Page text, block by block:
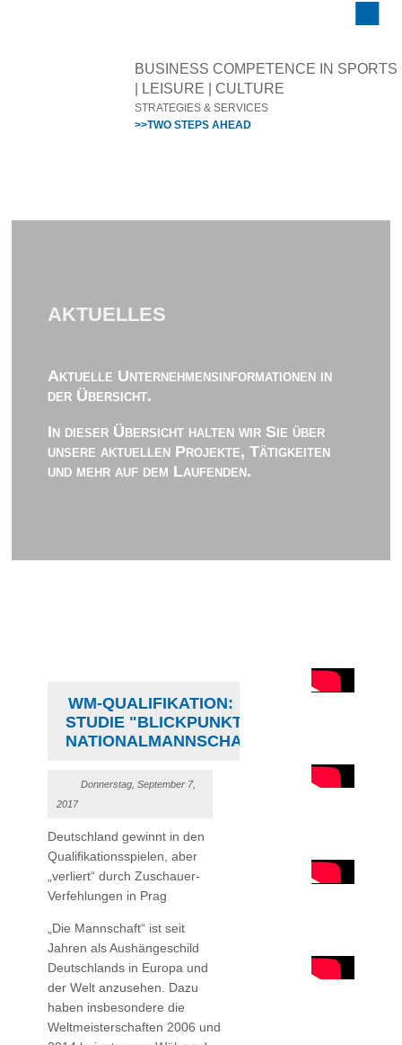
BUSINESS COMPETENCE IN SPORTS
| LEISURE | CULTURE
STRATEGIES & SERVICES
>>TWO STEPS AHEAD
AKTUELLES
Aktuelle Unternehmensinformationen in
der Übersicht.
In dieser Übersicht halten wir Sie über
unsere aktuellen Projekte, Tätigkeiten
und mehr auf dem Laufenden.
WM-QUALIFIKATION:
STUDIE "BLICKPUNKT
NATIONALMANNSCHAFT"
Donnerstag, September 7,
2017
Deutschland gewinnt in den
Qualifikationsspielen, aber
„verliert“ durch Zuschauer-
Verfehlungen in Prag
„Die Mannschaft“ ist seit
Jahren als Aushängeschild
Deutschlands in Europa und
der Welt anzusehen. Dazu
haben insbesondere die
Weltmeisterschaften 2006 und